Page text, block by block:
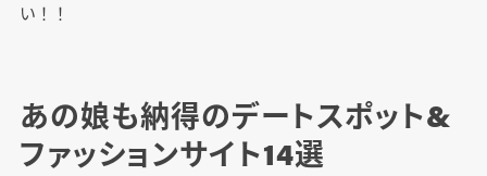
い！！
あの娘も納得のデートスポット&
ファッションサイト14選